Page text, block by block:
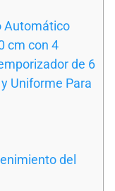
Automático
cm con 4
de 6
Uniforme Para
del